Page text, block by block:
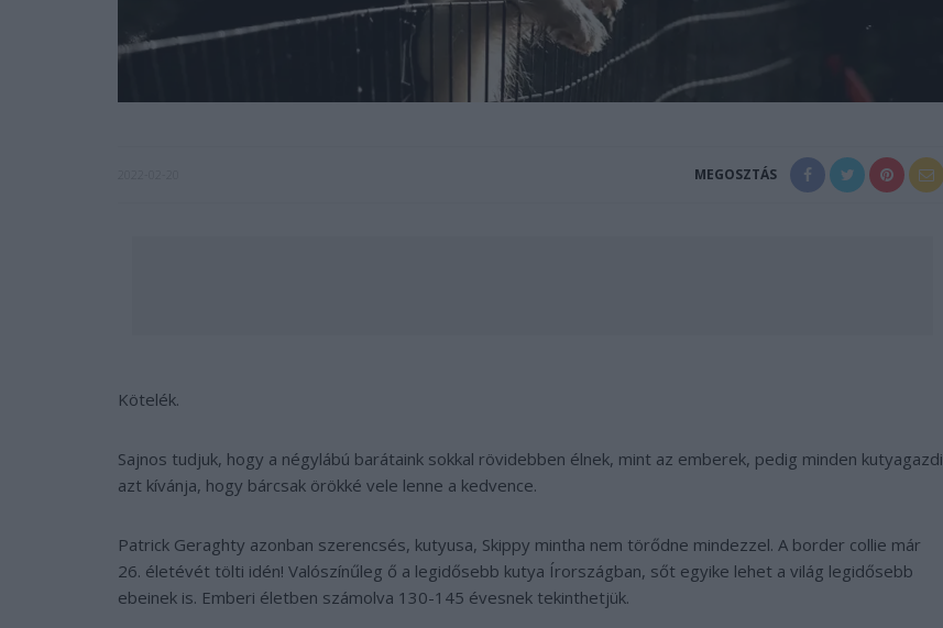
MEGOSZTÁS
Kötelék.
Sajnos tudjuk, hogy a négylábú barátaink sokkal rövidebben élnek, mint az emberek, pedig minden kutyagazdi
azt kívánja, hogy bárcsak örökké vele lenne a kedvence.
Patrick Geraghty azonban szerencsés, kutyusa, Skippy mintha nem törődne mindezzel. A border collie már
26. életévét tölti idén! Valószínűleg ő a legidősebb kutya Írországban, sőt egyike lehet a világ legidősebb
ebeinek is. Emberi életben számolva 130-145 évesnek tekinthetjük.